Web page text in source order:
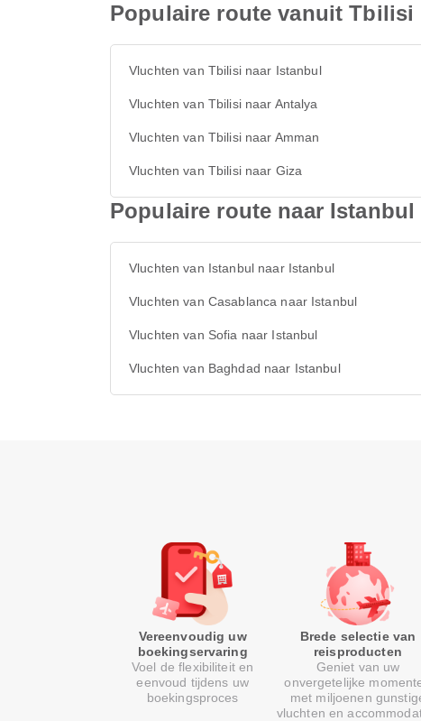
Populaire route vanuit Tbilisi
Vluchten van Tbilisi naar Istanbul
Vluchten van Tbilisi naar Antalya
Vluchten van Tbilisi naar Amman
Vluchten van Tbilisi naar Giza
Populaire route naar Istanbul
Vluchten van Istanbul naar Istanbul
Vluchten van Casablanca naar Istanbul
Vluchten van Sofia naar Istanbul
Vluchten van Baghdad naar Istanbul
Vereenvoudig uw
boekingservaring
Voel de flexibiliteit en
eenvoud tijdens uw
boekingsproces
Brede selectie van
reisproducten
Geniet van uw
onvergetelijke
met miljoenen
vluchten en